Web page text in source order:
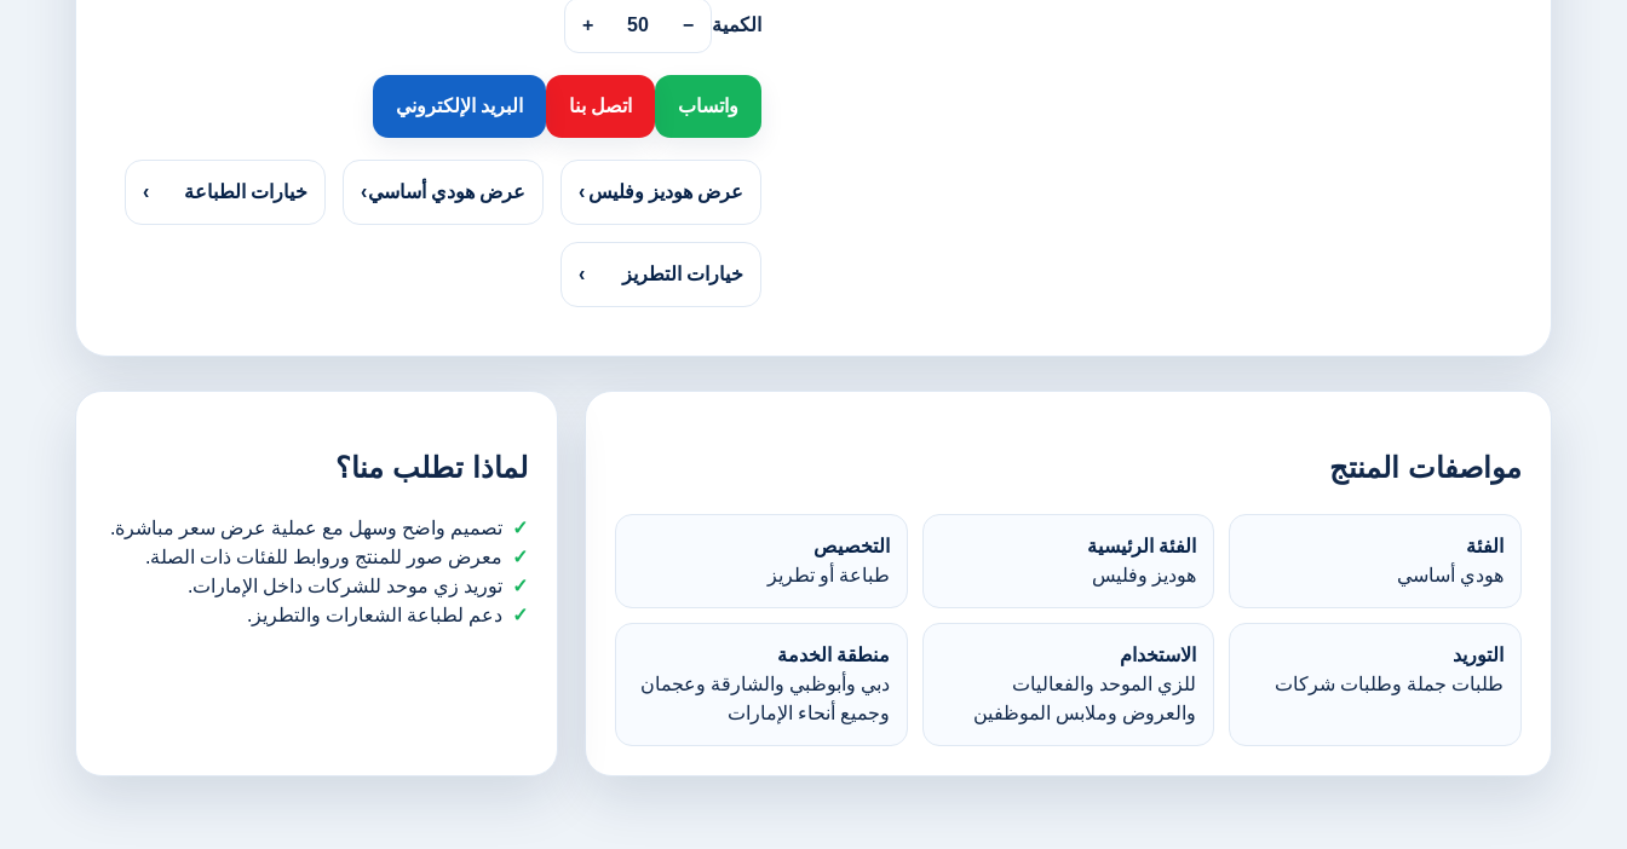
الكمية −
50
+
واتساب اتصل بنا البريد الإلكتروني
عرض هوديز وفليس › عرض هودي أساسي› خيارات الطباعة ›
خيارات التطريز ›
مواصفات المنتج
الفئة
هودي أساسي
الفئة الرئيسية
هوديز وفليس
التخصيص
طباعة أو تطريز
التوريد
طلبات جملة وطلبات شركات
الاستخدام
للزي الموحد والفعاليات
والعروض وملابس الموظفين
منطقة الخدمة
دبي وأبوظبي والشارقة وعجمان
وجميع أنحاء الإمارات
لماذا تطلب منا؟
تصميم واضح وسهل مع عملية عرض سعر مباشرة.
معرض صور للمنتج وروابط للفئات ذات الصلة.
توريد زي موحد للشركات داخل الإمارات.
دعم لطباعة الشعارات والتطريز.